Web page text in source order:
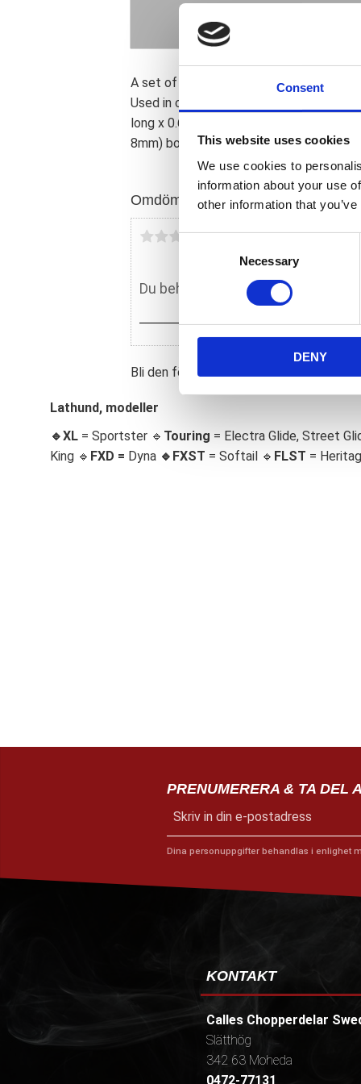
Consent
This website uses cookies
We use cookies to
information about your use
other information that
C
S
e
e
c
Necessary
DENY
A set of front fender spacers for
Used in combination with stock fenders.
long x 0.6" (1.52cm) high. 3" (7.62cm)
8mm) bolts.
Omdömen
Du
Bli den första att lämna ett omdöme.
Lathund, modeller
🔹XL = Sportster 🔹 Touring = Electra Glide, Street
King 🔹 FXD = Dyna 🔹 FXST = Softail 🔹 FLST =
PRENUMERERA & TA DEL
Dina personuppgifter behandlas i enlighet
KONTAKT
Calles Chopperdelar
Slätthög
342 63 Moheda
0472-77131